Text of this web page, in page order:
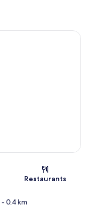
Restaurants
- 0.4 km